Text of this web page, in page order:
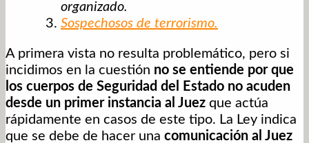
organizado.
Sospechosos de terrorismo.
A primera vista no resulta problemático, pero si
incidimos en la cuestión no se entiende por que
los cuerpos de Seguridad del Estado no acuden
desde un primer instancia al Juez que actúa
rápidamente en casos de este tipo. La Ley indica
que se debe de hacer una comunicación al Juez